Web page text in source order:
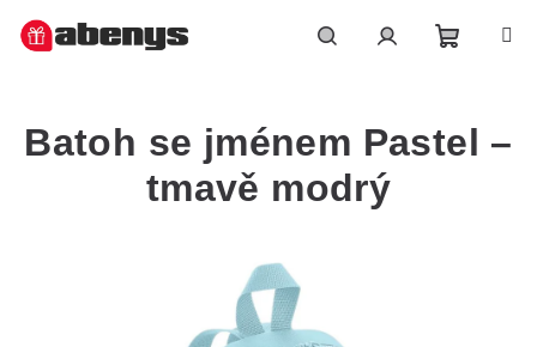
košík
Batoh se jménem Pastel –
tmavě modrý